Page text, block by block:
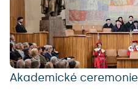
Akademické ceremonie